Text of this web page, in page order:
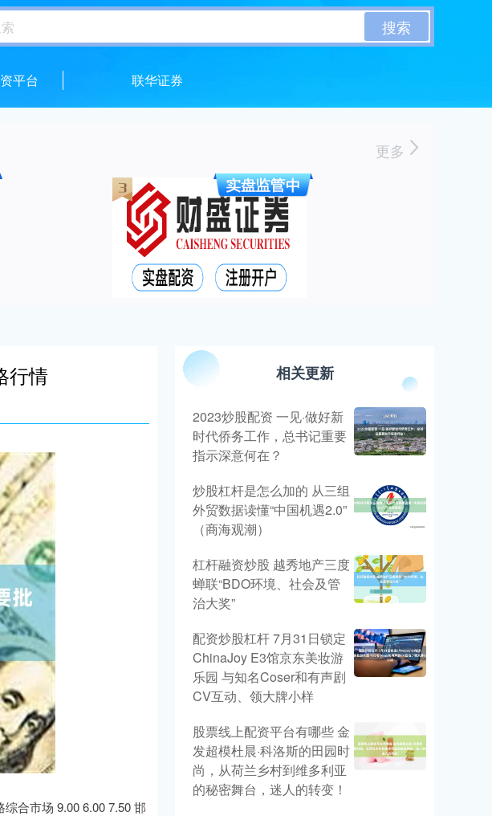
搜索
平台 联华证券
更多
行情
合市场 9.00 6.00 7.50 邯
相关更新
2023炒股配资 一见·做好新
时代侨务工作，总书记重要
指示深意何在？
炒股杠杆是怎么加的 从三组
外贸数据读懂“中国机遇2.0”
（商海观潮）
杠杆融资炒股 越秀地产三度
蝉联“BDO环境、社会及管
治大奖”
配资炒股杠杆 7月31日锁定
ChinaJoy E3馆京东美妆游
乐园 与知名Coser和有声剧
CV互动、领大牌小样
股票线上配资平台有哪些 金
发超模杜晨·科洛斯的田园时
尚，从荷兰乡村到维多利亚
的秘密舞台，迷人的转变！